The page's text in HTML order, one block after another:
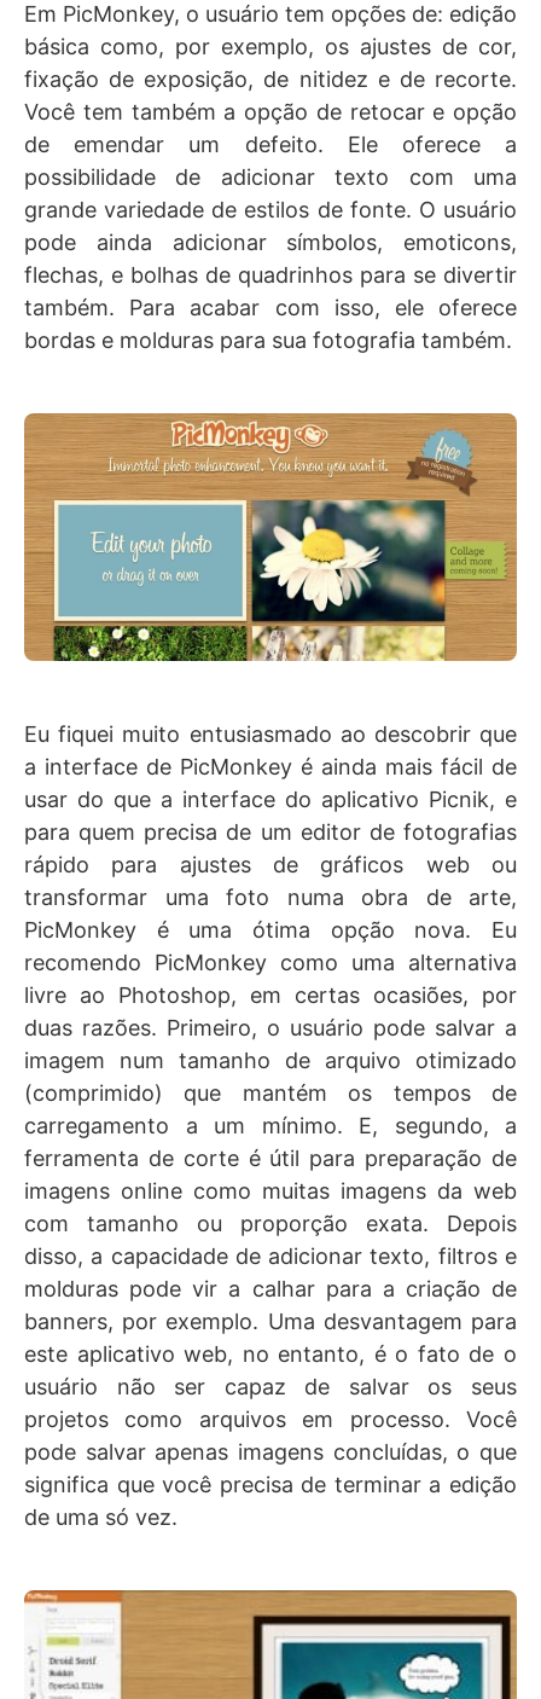
Em PicMonkey, o usuário tem opções de: edição
básica como, por exemplo, os ajustes de cor,
fixação de exposição, de nitidez e de recorte.
Você tem também a opção de retocar e opção
de emendar um defeito. Ele oferece a
possibilidade de adicionar texto com uma
grande variedade de estilos de fonte. O usuário
pode ainda adicionar símbolos, emoticons,
flechas, e bolhas de quadrinhos para se divertir
também. Para acabar com isso, ele oferece
bordas e molduras para sua fotografia também.
Eu fiquei muito entusiasmado ao descobrir que
a interface de PicMonkey é ainda mais fácil de
usar do que a interface do aplicativo Picnik, e
para quem precisa de um editor de fotografias
rápido para ajustes de gráficos web ou
transformar uma foto numa obra de arte,
PicMonkey é uma ótima opção nova. Eu
recomendo PicMonkey como uma alternativa
livre ao Photoshop, em certas ocasiões, por
duas razões. Primeiro, o usuário pode salvar a
imagem num tamanho de arquivo otimizado
(comprimido) que mantém os tempos de
carregamento a um mínimo. E, segundo, a
ferramenta de corte é útil para preparação de
imagens online como muitas imagens da web
com tamanho ou proporção exata. Depois
disso, a capacidade de adicionar texto, filtros e
molduras pode vir a calhar para a criação de
banners, por exemplo. Uma desvantagem para
este aplicativo web, no entanto, é o fato de o
usuário não ser capaz de salvar os seus
projetos como arquivos em processo. Você
pode salvar apenas imagens concluídas, o que
significa que você precisa de terminar a edição
de uma só vez.